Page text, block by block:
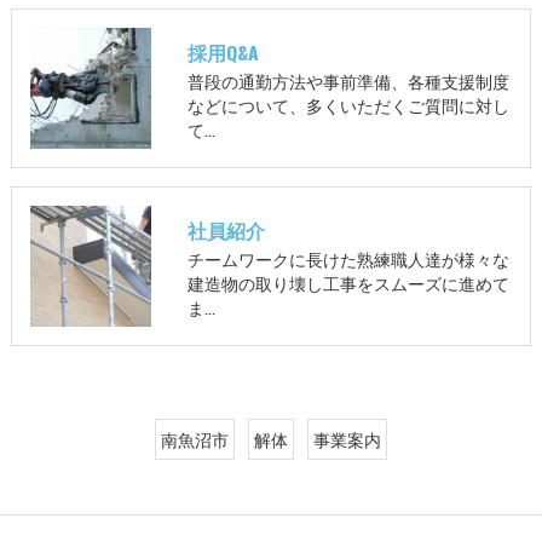
採用Q&A
普段の通勤方法や事前準備、各種支援制度
などについて、多くいただくご質問に対し
て…
社員紹介
チームワークに長けた熟練職人達が様々な
建造物の取り壊し工事をスムーズに進めて
ま…
南魚沼市 解体 事業案内